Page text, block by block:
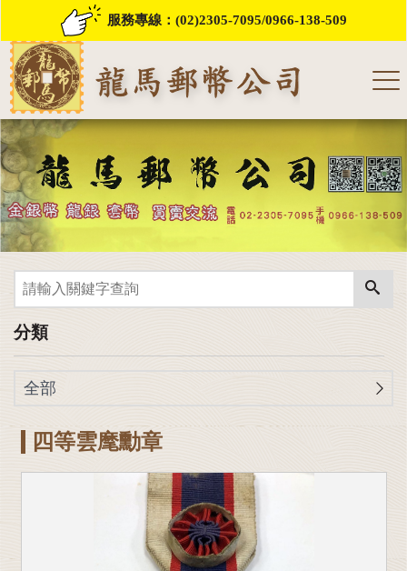
服務專線：(02)2305-7095/0966-138-509
分類
全部
四等雲麾勳章